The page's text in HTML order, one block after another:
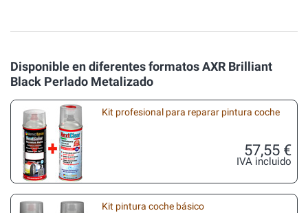
Disponible en diferentes formatos AXR Brilliant
Black Perlado Metalizado
Kit profesional para reparar pintura coche
57,55 €
IVA incluido
Kit pintura coche básico